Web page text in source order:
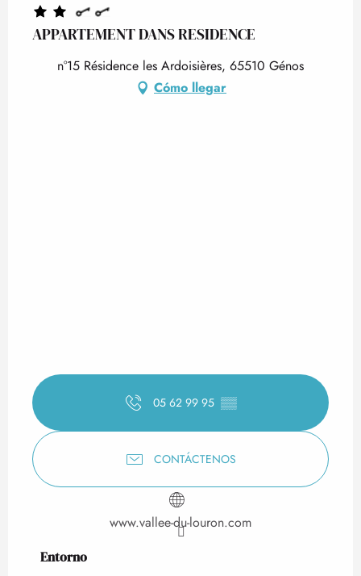
APPARTEMENT DANS RESIDENCE
n°15 Résidence les Ardoisières, 65510 Génos
Cómo llegar
05 62 99 95 ▒▒
CONTÁCTENOS
www.vallee-du-louron.com
Entorno
Entorno